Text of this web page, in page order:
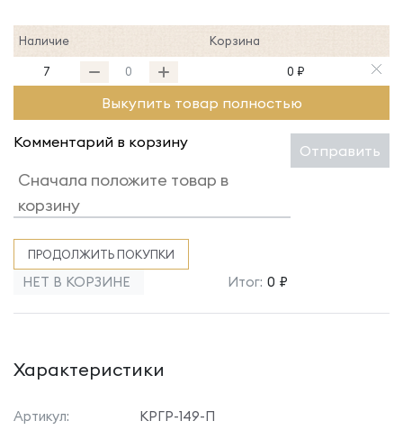
Наличие Корзина
7 0 ₽
Выкупить товар полностью
Комментарий в корзину Отправить
ПРОДОЛЖИТЬ ПОКУПКИ
НЕТ В КОРЗИНЕ Итог: 0 ₽
Характеристики
Артикул:
КРГР-149-П